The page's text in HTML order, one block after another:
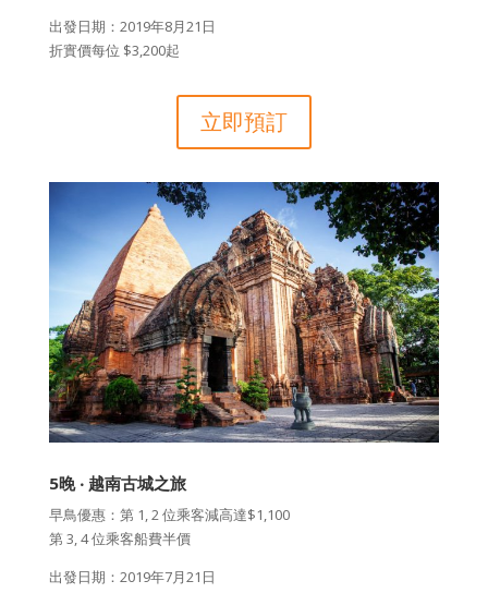
出發日期：2019年8月21日
折實價每位 $3,200起
立即預訂
5晚 ‧ 越南古城之旅
早鳥優惠：第 1, 2 位乘客減高達$1,100
第 3, 4 位乘客船費半價
出發日期：2019年7月21日